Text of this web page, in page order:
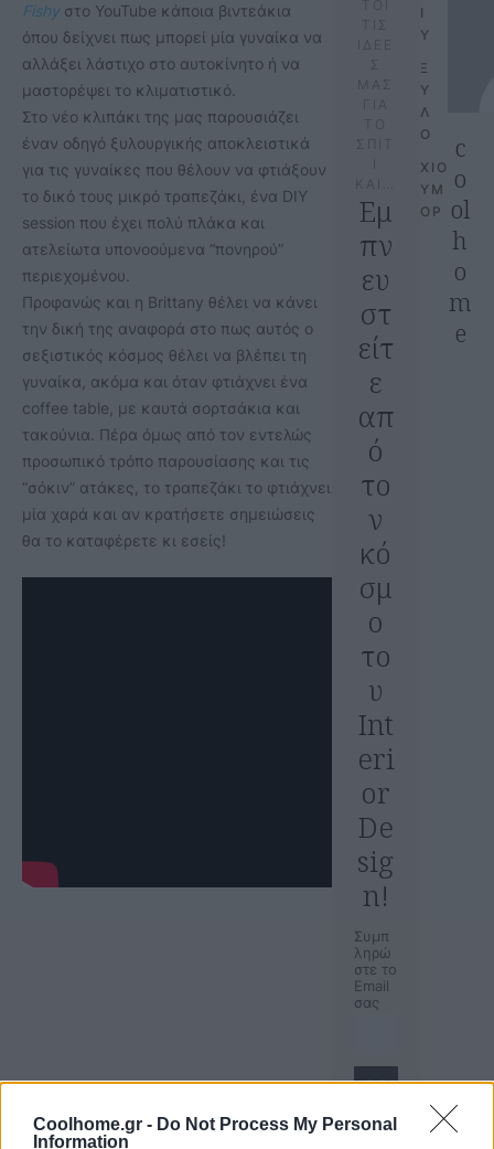
Coolhome.gr - Do Not Process My Personal
Information
Fishy στο YouTube κάποια βιντεάκια
όπου δείχνει πως μπορεί μία γυναίκα να
αλλάξει λάστιχο στο αυτοκίνητο ή να
μαστορέψει το κλιματιστικό.
Στο νέο κλιπάκι της μας παρουσιάζει
έναν οδηγό ξυλουργικής αποκλειστικά
για τις γυναίκες που θέλουν να φτιάξουν
το δικό τους μικρό τραπεζάκι, ένα DIY
session που έχει πολύ πλάκα και
ατελείωτα υπονοούμενα “πονηρού”
περιεχομένου.
Προφανώς και η Brittany θέλει να κάνει
την δική της αναφορά στο πως αυτός ο
σεξιστικός κόσμος θέλει να βλέπει τη
γυναίκα, ακόμα και όταν φτιάχνει ένα
coffee table, με καυτά σορτσάκια και
τακούνια. Πέρα όμως από τον εντελώς
προσωπικό τρόπο παρουσίασης και τις
“σόκιν” ατάκες, το τραπεζάκι το φτιάχνει
μία χαρά και αν κρατήσετε σημειώσεις
θα το καταφέρετε κι εσείς!
ΤΙΣ
ΙΔΕΕ
Σ
ΜΑΣ
ΓΙΑ
ΣΠΙΤ
ΚΑΙ…
Εμ
πν
ευ
στ
είτ
ε
απ
ό
το
ν
κό
σμ
ο
το
υ
Int
eri
or
De
sig
n!
Συμπ
ληρώ
στε το
Email
σας
I
Y
Ξ
Υ
Λ
Ο
ΧΙΟ
ΥΜ
ΟΡ
c
o
ol
h
o
m
e